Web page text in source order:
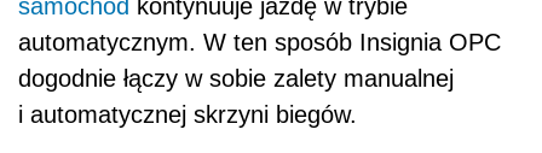
samochód kontynuuje jazdę w trybie
automatycznym. W ten sposób Insignia OPC
dogodnie łączy w sobie zalety manualnej
i automatycznej skrzyni biegów.